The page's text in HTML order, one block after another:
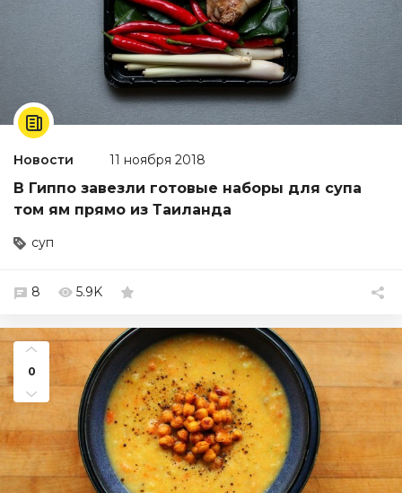
Новости 11 ноября 2018
В Гиппо завезли готовые наборы для супа
том ям прямо из Таиланда
суп
8 5.9K
0